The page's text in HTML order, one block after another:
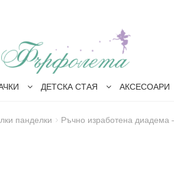
ДЕТСКА СТАЯ АКСЕСОАРИ
панделки Ръчно изработена диадема